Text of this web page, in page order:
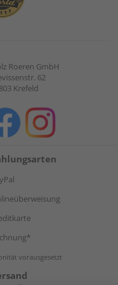
Roeren GmbH
62
Krefeld
vorausgesetzt